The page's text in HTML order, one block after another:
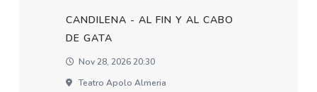
CANDILENA - AL FIN Y AL CABO
DE GATA
Nov 28, 2026 20:30
Teatro Apolo Almeria